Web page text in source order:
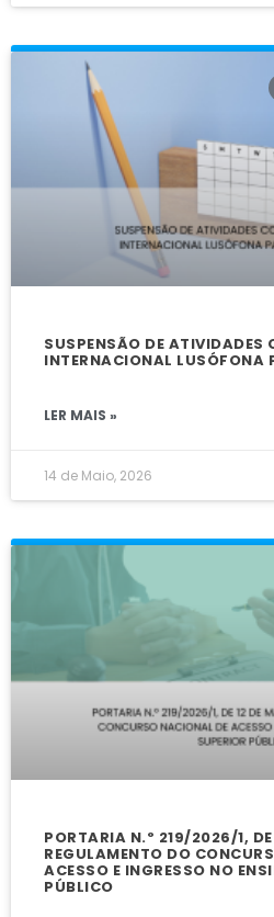
SUSPENSÃO DE
INTERNACIONAL LUSÓFONA
LER MAIS »
14 de Maio, 2026
PORTARIA N.º 219/2026/1,
REGULAMENTO DO
ACESSO E INGRESSO NO
PÚBLICO